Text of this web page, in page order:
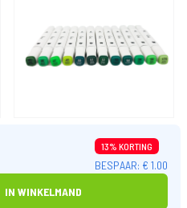
13% KORTING
BESPAAR: € 1.00
IN WINKELMAND